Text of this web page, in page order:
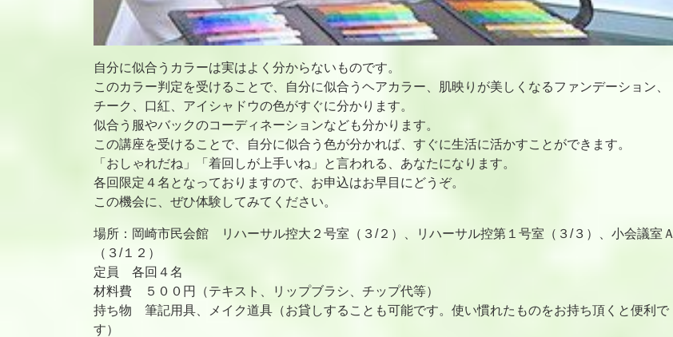
自分に似合うカラーは実はよく分からないものです。
このカラー判定を受けることで、自分に似合うヘアカラー、肌映りが美しくなるファンデーション、
チーク、口紅、アイシャドウの色がすぐに分かります。
似合う服やバックのコーディネーションなども分かります。
この講座を受けることで、自分に似合う色が分かれば、すぐに生活に活かすことができます。
「おしゃれだね」「着回しが上手いね」と言われる、あなたになります。
各回限定４名となっておりますので、お申込はお早目にどうぞ。
この機会に、ぜひ体験してみてください。
場所：岡崎市民会館 リハーサル控大２号室（３/２）、リハーサル控第１号室（３/３）、小会議室Ａ
（３/１２）
定員 各回４名
材料費 ５００円（テキスト、リップブラシ、チップ代等）
持ち物 筆記用具、メイク道具（お貸しすることも可能です。使い慣れたものをお持ち頂くと便利で
す）